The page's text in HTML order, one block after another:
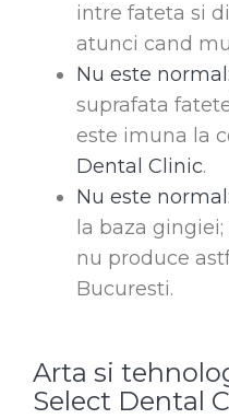
intre fateta si
atunci cand
Nu este normal:
suprafata
este imuna la
Dental Clinic.
Nu este normal:
la baza
nu produce
Bucuresti.
Arta si
Select Dental